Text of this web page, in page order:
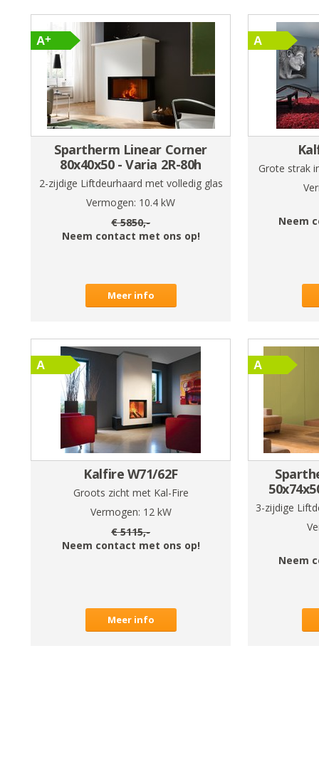
Spartherm Linear Corner
80x40x50 - Varia 2R-80h
2-zijdige Liftdeurhaard met volledig glas
Vermogen: 10.4 kW
€5850,-
Neem contact met ons op!
Meer info
Grote strak
Neem
Kalfire W71/62F
Groots zicht met Kal-Fire
Vermogen: 12kW
€5115,-
Neem contact met ons op!
Meer info
3-zijdige
Neem